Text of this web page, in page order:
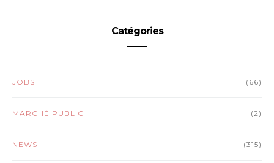
Catégories
JOBS (66)
MARCHÉ PUBLIC (2)
NEWS (315)